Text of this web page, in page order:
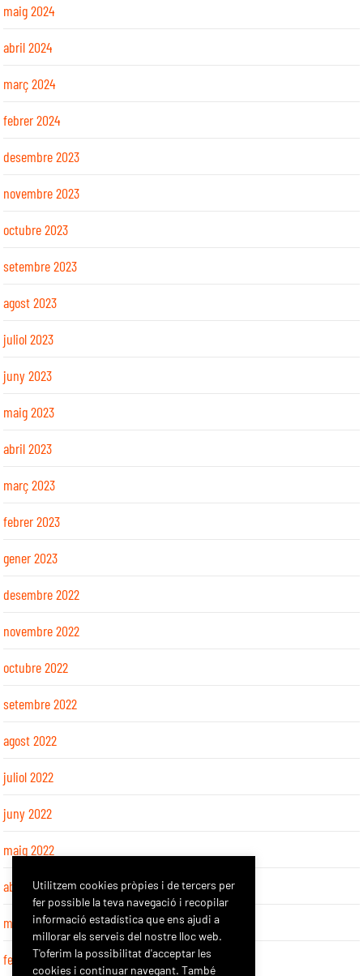
maig 2024
abril 2024
març 2024
febrer 2024
desembre 2023
novembre 2023
octubre 2023
setembre 2023
agost 2023
juliol 2023
juny 2023
maig 2023
abril 2023
març 2023
febrer 2023
gener 2023
desembre 2022
novembre 2022
octubre 2022
setembre 2022
agost 2022
juliol 2022
juny 2022
maig 2022
abril 2022
març 2022
febrer 2022
Utilitzem cookies pròpies i de tercers per
fer possible la teva navegació i recopilar
informació estadística que ens ajudi a
millorar els serveis del nostre lloc web.
T'oferim la possibilitat d'acceptar les
cookies i continuar navegant. També